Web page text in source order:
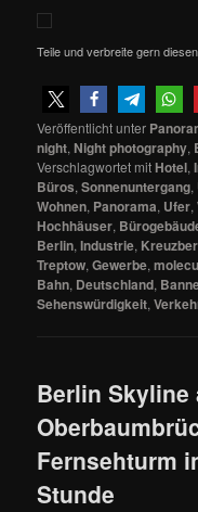
Teile und verbreite gern
Veröffentlicht unter
night, Night photography,
Verschlagwortet mit Hotel,
Büros,Sonnenuntergang,
Wohnen, Panorama, Ufer,
Hochhäuser,
Berlin,Industrie,
Treptow,Gewerbe,
Bahn, Deutschland,
Sehenswürdigkeit,
Berlin Skyline
Fernsehturm
Stunde